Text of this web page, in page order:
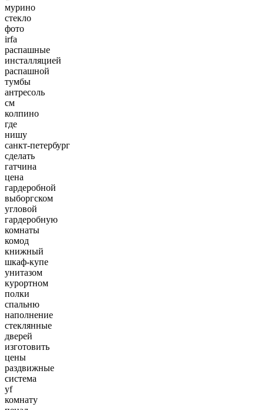
мурино
стекло
фото
irfa
распашные
инсталляцией
распашной
тумбы
антресоль
см
колпино
где
нишу
санкт-петербург
сделать
гатчина
цена
гардеробной
выборгском
угловой
гардеробную
комнаты
комод
книжный
шкаф-купе
унитазом
курортном
полки
спальню
наполнение
стеклянные
дверей
изготовить
цены
раздвижные
система
yf
комнату